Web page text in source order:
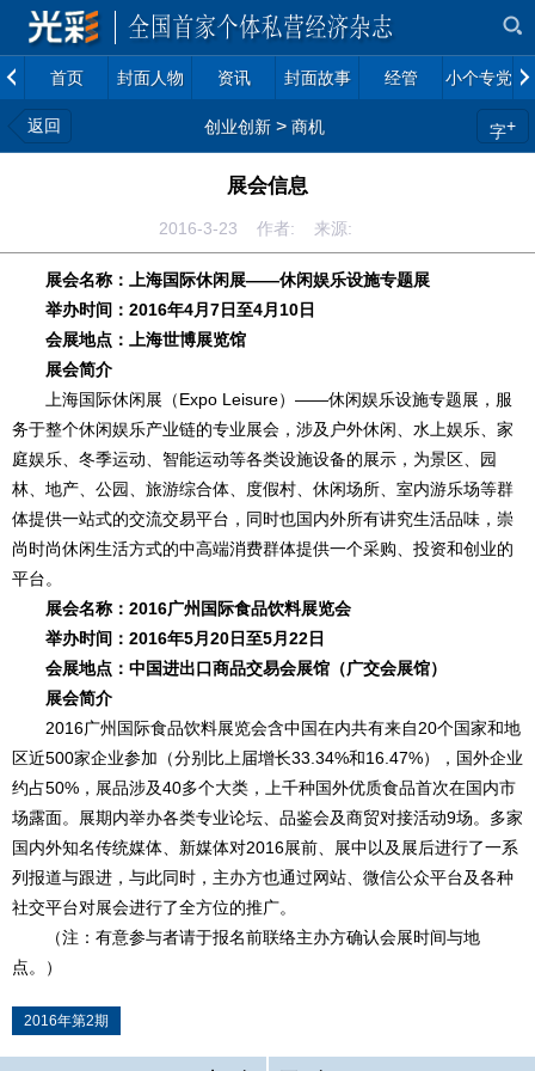
首页 封面人物 资讯 封面故事 经管 小个专党建
返回 创业创新 > 商机 字+
展会信息
2016-3-23 作者: 来源:
展会名称：上海国际休闲展——休闲娱乐设施专题展
举办时间：2016年4月7日至4月10日
会展地点：上海世博展览馆
展会简介
上海国际休闲展（Expo Leisure）——休闲娱乐设施专题展，服
务于整个休闲娱乐产业链的专业展会，涉及户外休闲、水上娱乐、家
庭娱乐、冬季运动、智能运动等各类设施设备的展示，为景区、园
林、地产、公园、旅游综合体、度假村、休闲场所、室内游乐场等群
体提供一站式的交流交易平台，同时也国内外所有讲究生活品味，崇
尚时尚休闲生活方式的中高端消费群体提供一个采购、投资和创业的
平台。
展会名称：2016广州国际食品饮料展览会
举办时间：2016年5月20日至5月22日
会展地点：中国进出口商品交易会展馆（广交会展馆）
展会简介
2016广州国际食品饮料展览会含中国在内共有来自20个国家和地
区近500家企业参加（分别比上届增长33.34%和16.47%），国外企业
约占50%，展品涉及40多个大类，上千种国外优质食品首次在国内市
场露面。展期内举办各类专业论坛、品鉴会及商贸对接活动9场。多家
国内外知名传统媒体、新媒体对2016展前、展中以及展后进行了一系
列报道与跟进，与此同时，主办方也通过网站、微信公众平台及各种
社交平台对展会进行了全方位的推广。
（注：有意参与者请于报名前联络主办方确认会展时间与地
点。）
2016年第2期